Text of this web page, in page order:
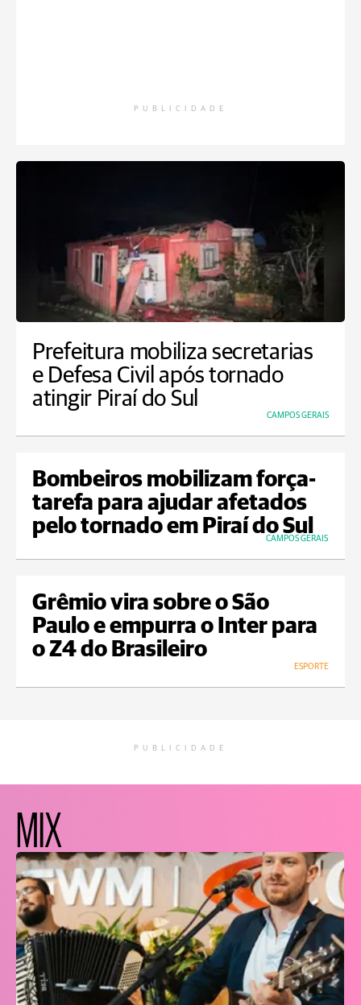
PUBLICIDADE
Prefeitura mobiliza secretarias
e Defesa Civil após tornado
atingir Piraí do Sul
CAMPOS GERAIS
Bombeiros mobilizam força-
tarefa para ajudar afetados
pelo tornado em Piraí do Sul
CAMPOS GERAIS
Grêmio vira sobre o São
Paulo e empurra o Inter para
o Z4 do Brasileiro
ESPORTE
PUBLICIDADE
MIX